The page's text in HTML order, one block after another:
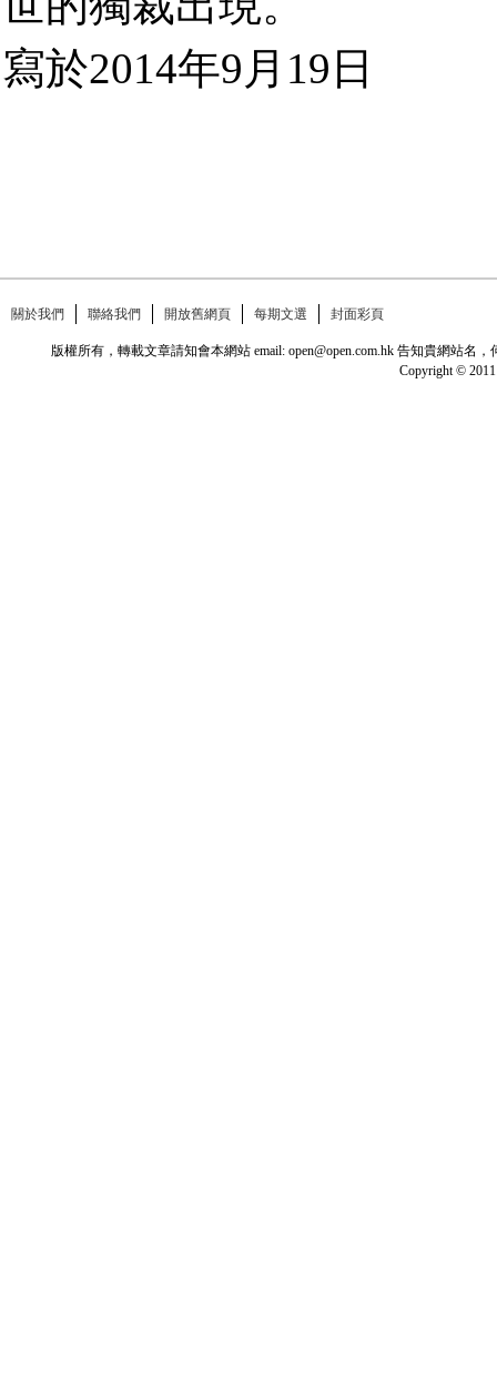
寫於2014年9月19日
關於我們 聯絡我們 開放舊網頁 每期文選 封面彩頁
版權所有，轉載文章請知會本網站 email: open@open.com.hk 告知貴網站
Copyright © 2011